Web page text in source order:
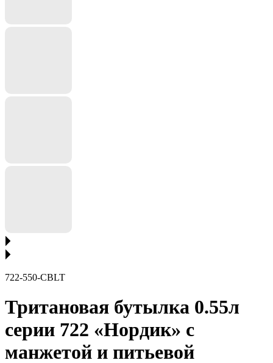
722-550-CBLT
Тритановая бутылка 0.55л
серии 722 «Нордик» с
манжетой и питьевой